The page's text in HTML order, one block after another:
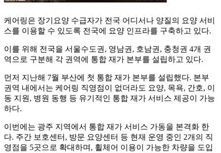
케어링은 장기요양 수급자가 전국 어디서나 양질의 요양 서비
스를 이용할 수 있도록 전국에 요양 인프라를 구축하고 있다.
이를 위해 전국을 서울수도권, 영남권, 호남권, 충청권 4개 권
역으로 구분해 각 권역에 통합 재가 본부를 설립하고 있다.
먼저 지난해 7월 부산에 첫 통합 재가 본부를 설립했다. 본부
권역 내에서는 케어링 직영점이 없더라도 요양, 목욕, 간호, 이
동 지원, 병원 동행 등 유기적인 통합 재가 서비스 제공이 가능
하다.
이번에는 광주 지역에서 통합 재가 서비스 가동을 본격화 한
다. 주간 보호센터, 방문 요양센터 등 현재 운영 중인 2개의 직
영점을 5곳으로 확대하며, 휠체어 이용이 가능한 차량을 도입